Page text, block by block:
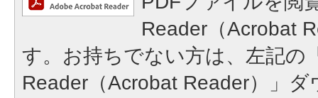
Reader（Acrobat
す。お持ちでない方は、左記の
Reader（Acrobat Reader）」